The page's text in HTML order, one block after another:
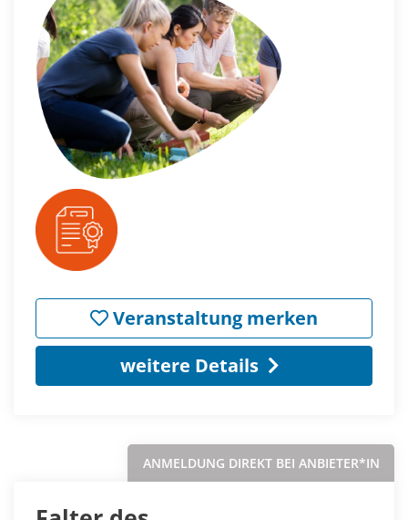
Veranstaltung merken
weitere Details
ANMELDUNG DIREKT BEI ANBIETER*IN